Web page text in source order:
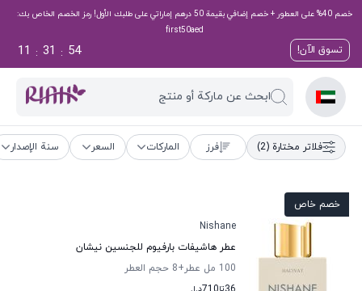
خصم 40% على العطور + خصم إضافي بقيمة 50 درهم إماراتي على طلبك الأول! رمز الخصم الخاص بك:
first50aed
تسوق الآن! 53
:
31
:
11
ابحث عن ماركة أو منتج
فلاتر مختارة (2) فرز الماركات السعر سنة الإصدار
خصم خاص
Nishane
عطر هاشيفات بارفيوم للجنسين نيشان
100 مل عطر
+8
حجم العطر